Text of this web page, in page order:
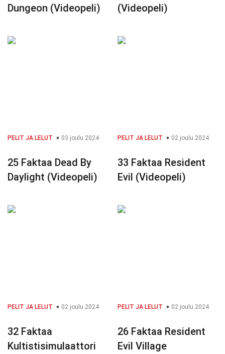
Dungeon (Videopeli)
(Videopeli)
PELIT JA LELUT 03 joulu 2024
25 Faktaa Dead By
Daylight (Videopeli)
PELIT JA LELUT 02 joulu 2024
33 Faktaa Resident
Evil (Videopeli)
PELIT JA LELUT 02 joulu 2024
32 Faktaa
Kultistisimulaattori
PELIT JA LELUT 02 joulu 2024
26 Faktaa Resident
Evil Village